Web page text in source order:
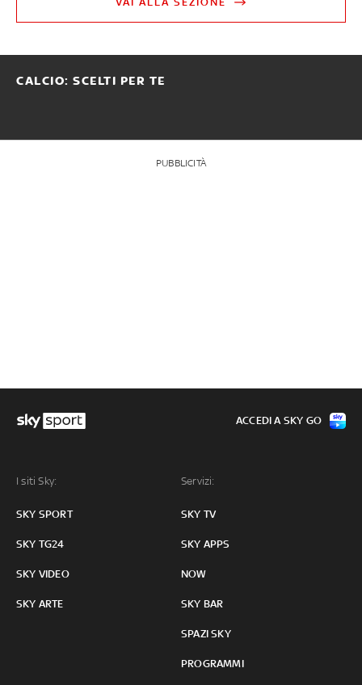
CALCIO: SCELTI PER TE
PUBBLICITÀ
I siti Sky:
SKY SPORT
SKY TG24
SKY VIDEO
SKY ARTE
Servizi:
SKY TV
SKY APPS
NOW
SKY BAR
SPAZI SKY
PROGRAMMI
ACCEDI A SKY GO